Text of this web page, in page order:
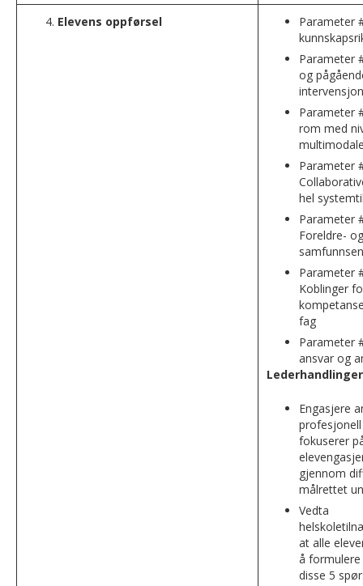
Elevens oppførsel
Parameter
Parameter
og
Parameter
rom med
Parameter
hel
Parameter
Foreldre- og
Parameter
Koblinger
fag
Parameter
ansvar og
Engasjere
fokuserer
gjennom
målrettet
Vedta
at alle
å formulere
disse 5